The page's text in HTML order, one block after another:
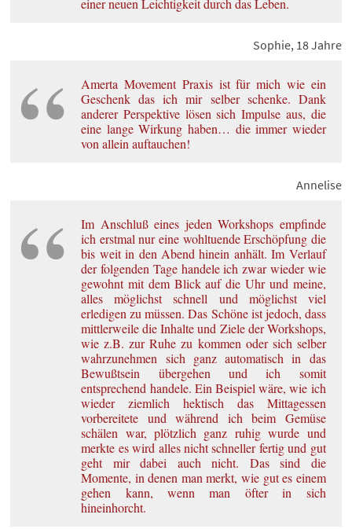
einer neuen Leichtigkeit durch das Leben.
Sophie, 18 Jahre
Amerta Movement Praxis ist für mich wie ein
Geschenk das ich mir selber schenke. Dank
anderer Perspektive lösen sich Impulse aus, die
eine lange Wirkung haben… die immer wieder
von allein auftauchen!
Annelise
Im Anschluß eines jeden Workshops empfinde
ich erstmal nur eine wohltuende Erschöpfung die
bis weit in den Abend hinein anhält. Im Verlauf
der folgenden Tage handele ich zwar wieder wie
gewohnt mit dem Blick auf die Uhr und meine,
alles möglichst schnell und möglichst viel
erledigen zu müssen. Das Schöne ist jedoch, dass
mittlerweile die Inhalte und Ziele der Workshops,
wie z.B. zur Ruhe zu kommen oder sich selber
wahrzunehmen sich ganz automatisch in das
Bewußtsein übergehen und ich somit
entsprechend handele. Ein Beispiel wäre, wie ich
wieder ziemlich hektisch das Mittagessen
vorbereitete und während ich beim Gemüse
schälen war, plötzlich ganz ruhig wurde und
merkte es wird alles nicht schneller fertig und gut
geht mir dabei auch nicht. Das sind die
Momente, in denen man merkt, wie gut es einem
gehen kann, wenn man öfter in sich
hineinhorcht.